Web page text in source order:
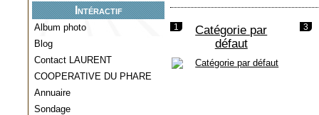
Intéractif
Album photo
Blog
Contact LAURENT
COOPERATIVE DU PHARE
Annuaire
Sondage
Catégorie par
défaut
1 3